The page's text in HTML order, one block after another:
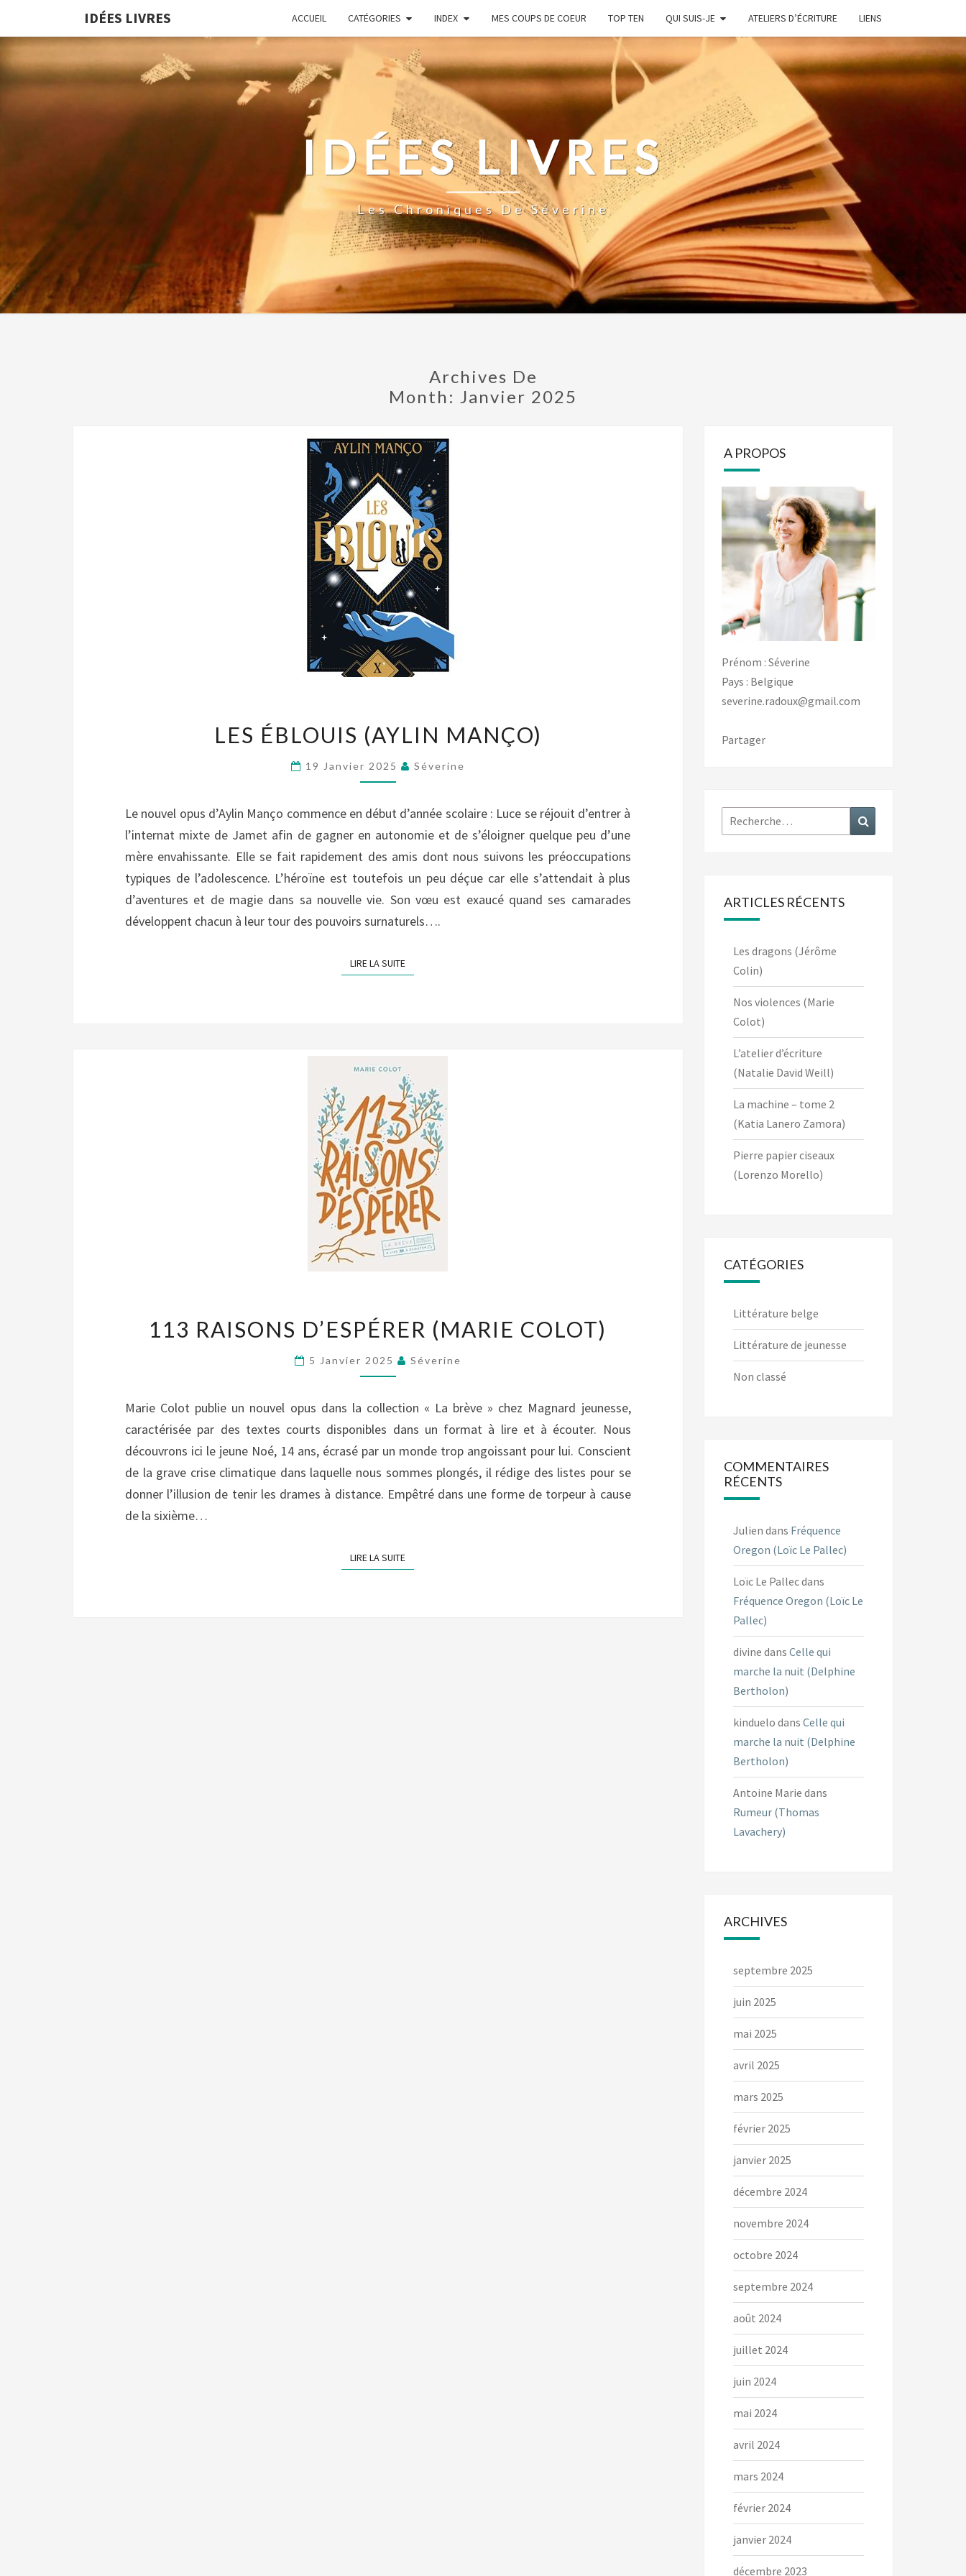
IDÉES LIVRES ACCUEIL CATÉGORIES INDEX MES COUPS DE COEUR TOP TEN QUI SUIS-JE ATELIERS D’ÉCRITURE LIENS
IDÉES LIVRES
Les Chroniques De Séverine
Archives De
Month: Janvier 2025
ÉBLOUIS
(AYLIN
MANÇO)
LES ÉBLOUIS (AYLIN MANÇO)
19 Janvier 2025 Séverine
Le nouvel opus d’Aylin Manço commence en début d’année scolaire : Luce se réjouit d’entrer à
l’internat mixte de Jamet afin de gagner en autonomie et de s’éloigner quelque peu d’une
mère envahissante. Elle se fait rapidement des amis dont nous suivons les préoccupations
typiques de l’adolescence. L’héroïne est toutefois un peu déçue car elle s’attendait à plus
d’aventures et de magie dans sa nouvelle vie. Son vœu est exaucé quand ses camarades
développent chacun à leur tour des pouvoirs surnaturels….
LIRE LA SUITELIRE LA SUITE
RAISONS
D’ESPÉRER
(MARIE
113 RAISONS D’ESPÉRER (MARIE COLOT)
5 Janvier 2025 Séverine
Marie Colot publie un nouvel opus dans la collection « La brève » chez Magnard jeunesse,
caractérisée par des textes courts disponibles dans un format à lire et à écouter. Nous
découvrons ici le jeune Noé, 14 ans, écrasé par un monde trop angoissant pour lui. Conscient
de la grave crise climatique dans laquelle nous sommes plongés, il rédige des listes pour se
donner l’illusion de tenir les drames à distance. Empêtré dans une forme de torpeur à cause
de la sixième…
LIRE LA SUITELIRE LA SUITE
A PROPOS
Prénom : Séverine
Pays : Belgique
severine.radoux@gmail.com
Partager
Rechercher :
ARTICLES RÉCENTS
Les dragons (Jérôme
Colin)
Nos violences (Marie
Colot)
L’atelier d’écriture
(Natalie David Weill)
La machine – tome 2
(Katia Lanero Zamora)
Pierre papier ciseaux
(Lorenzo Morello)
CATÉGORIES
Littérature belge
Littérature de jeunesse
Non classé
COMMENTAIRES
RÉCENTS
Julien dans Fréquence
Oregon (Loïc Le Pallec)
Loïc Le Pallecdans
Fréquence Oregon (Loïc Le
Pallec)
divine dans Celle qui
marche la nuit (Delphine
Bertholon)
kinduelo dans Celle qui
marche la nuit (Delphine
Bertholon)
Antoine Marie dans
Rumeur (Thomas
Lavachery)
ARCHIVES
septembre 2025
juin 2025
mai 2025
avril 2025
mars 2025
février 2025
janvier 2025
décembre 2024
novembre 2024
octobre 2024
septembre 2024
août 2024
juillet 2024
juin 2024
mai 2024
avril 2024
mars 2024
février 2024
janvier 2024
décembre 2023